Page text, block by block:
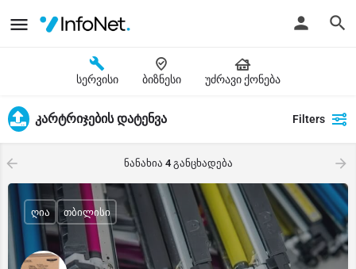
სერვისი ბიზნესი უძრავი ქონება
კარტრიჯების დატენვა Filters
ნანახია 4განცხადება
ღია თბილისი